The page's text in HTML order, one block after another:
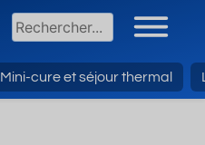
Mini-cure et séjour thermal